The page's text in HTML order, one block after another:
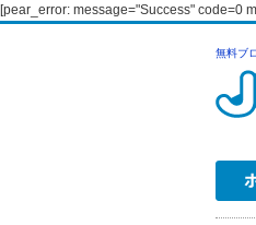
[pear_error: message="Success" code=0
無料ブ